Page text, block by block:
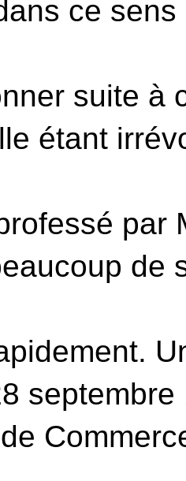
ce
suite à
étant
par
de